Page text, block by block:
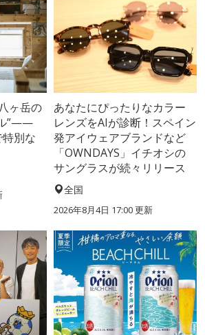
ヶ岳の
”——
別な
あなたにぴったりなカラー
レンズをAIが診断！スペイン
発アイウェアブランドなど
「OWNDAYS」イチオシの
サングラスが続々リリース
全国
2026年8月4日 17:00更新